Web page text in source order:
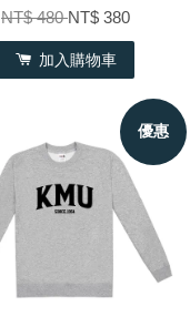
NT$ 480NT$ 380
加入購物車
優惠